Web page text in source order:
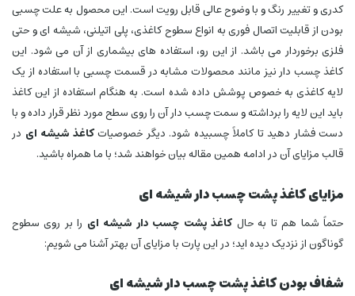
کدری و تغییر رنگ و با وضوح عالی قابل رویت است. این محصول به علت چسبی
بودن از قابلیت اتصال فوری به انواع سطوح کاغذی، پلی اتیلنی، شیشه ای و حتی
فلزی برخوردار می باشد. از این رو، استفاده های بیشماری از آن می شود. این
کاغذ چسب دار نیز مانند محصولات مشابه در قسمت چسبی با استفاده از یک
لایه کاغذی به خصوص پوشش داده شده است. به هنگام استفاده از این کاغذ
باید این لایه را برداشته و سمت چسب‌ دار آن را روی سطح مورد نظر قرار داده و با
دست فشار دهید تا کاملاً چسبیده شود. دیگر خصوصیاتکاغذ شیشه ای در
قالب مزایای آن در ادامه همین مقاله بیان خواهند شد؛ با ما همراه باشید.
مزایای کاغذ پشت چسب دار شیشه ای
حتماً شما هم تا به حال کاغذ پشت چسب دار شیشه ای را بر روی سطوح
گوناگون از نزدیک دیده اید؛ در این پارت با مزایای آن بهتر آشنا می‌ شویم:
شفاف بودن کاغذ پشت چسب دار شیشه ای